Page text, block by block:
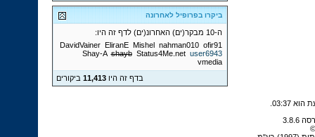
ביקרו בפרופיל לאחרונה
ה-10 מבקר(ים) האחרונ(ים) לדף זה היו:
DavidVainer EliranE Mishel nahman010 ofir91
Shay-A shayb Status4Me.net user6943
vmedia
בדף זה היו11,413 ביקורים
03:37